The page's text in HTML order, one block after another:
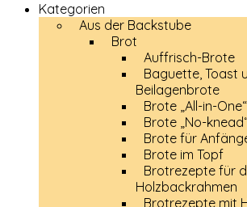
Kategorien
Aus der Backstube
Brot
Auffrisch-Brote
Baguette, Toast
Beilagenbrote
Brote „All-in-One“
Brote „No-
Brote für
Brote im Topf
Brotrezepte für
Holzbackrahmen
Brotrezepte mit